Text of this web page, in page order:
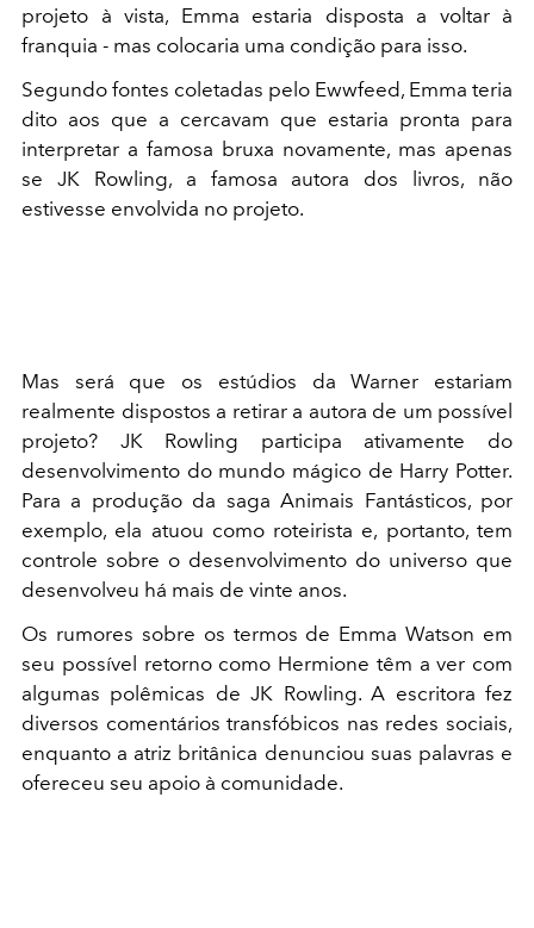
projeto à vista, Emma estaria disposta a voltar à
franquia - mas colocaria uma condição para isso.
Segundo fontes coletadas pelo Ewwfeed, Emma teria
dito aos que a cercavam que estaria pronta para
interpretar a famosa bruxa novamente, mas apenas
se JK Rowling, a famosa autora dos livros, não
estivesse envolvida no projeto.
Mas será que os estúdios da Warner estariam
realmente dispostos a retirar a autora de um possível
projeto? JK Rowling participa ativamente do
desenvolvimento do mundo mágico de Harry Potter.
Para a produção da saga Animais Fantásticos, por
exemplo, ela atuou como roteirista e, portanto, tem
controle sobre o desenvolvimento do universo que
desenvolveu há mais de vinte anos.
Os rumores sobre os termos de Emma Watson em
seu possível retorno como Hermione têm a ver com
algumas polêmicas de JK Rowling. A escritora fez
diversos comentários transfóbicos nas redes sociais,
enquanto a atriz britânica denunciou suas palavras e
ofereceu seu apoio à comunidade.